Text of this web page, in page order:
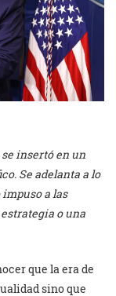
insertó en un
Se adelanta a lo
a las
o una
que la era de
sino que